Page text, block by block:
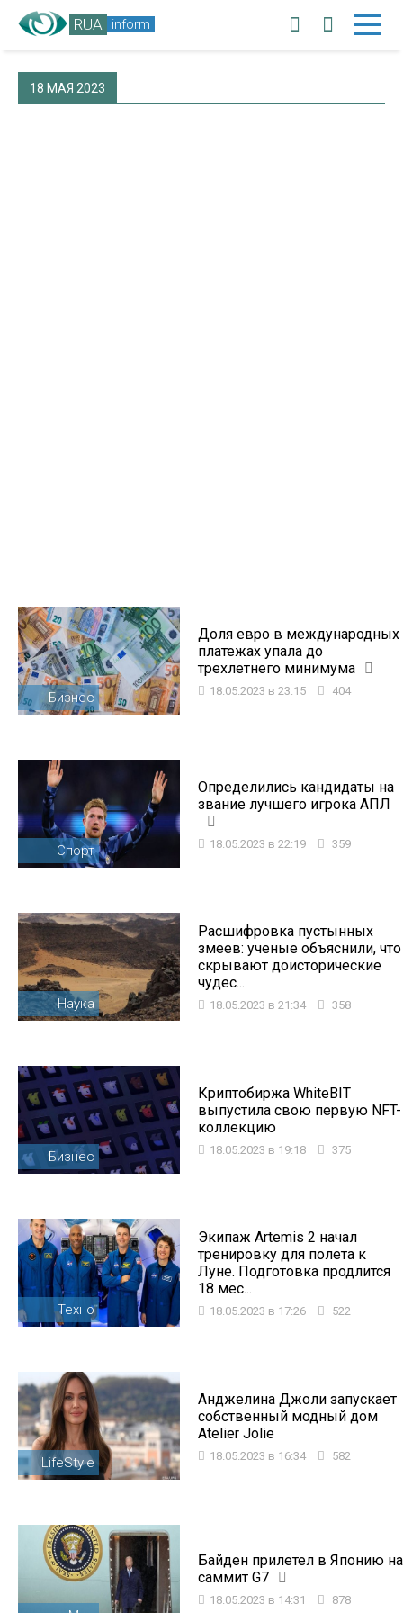
RUA inform
18 МАЯ 2023
Бизнес
Доля евро в международных
платежах упала до
трехлетнего минимума
18.05.2023 в 23:15 404
Спорт
Определились кандидаты на
звание лучшего игрока АПЛ
18.05.2023 в 22:19 359
Наука
Расшифровка пустынных
змеев: ученые объяснили, что
скрывают доисторические
чудес...
18.05.2023 в 21:34 358
Бизнес
Криптобиржа WhiteBIT
выпустила свою первую NFT-
коллекцию
18.05.2023 в 19:18 375
Техно
Экипаж Artemis 2 начал
тренировку для полета к
Луне. Подготовка продлится
18 мес...
18.05.2023 в 17:26 522
LifeStyle
Анджелина Джоли запускает
собственный модный дом
Atelier Jolie
18.05.2023 в 16:34 582
Байден прилетел в Японию на
саммит G7
18.05.2023 в 14:31 878